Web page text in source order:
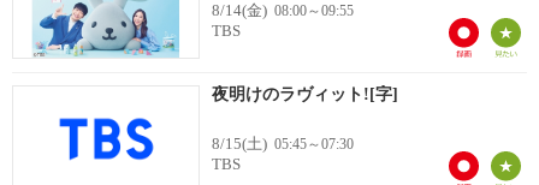
8/14(金) 08:00～09:55
TBS
夜明けのラヴィット![字]
8/15(土) 05:45～07:30
TBS